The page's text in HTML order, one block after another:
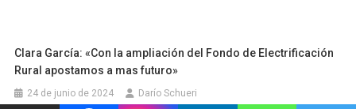
Clara García: «Con la ampliación del Fondo de Electrificación
Rural apostamos a mas futuro»
24 de junio de 2024 Darío Schueri